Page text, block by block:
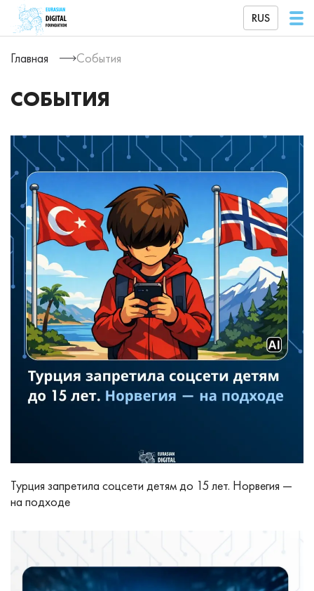
RUS
Главная События
СОБЫТИЯ
Турция запретила соцсети детям до 15 лет. Норвегия —
на подходе